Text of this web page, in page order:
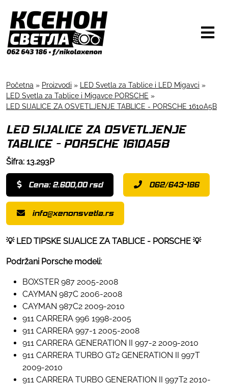
Početna » Proizvodi » LED Svetla za Tablice i LED Migavci »
LED Svetla za Tablice i Migavce PORSCHE »
LED SIJALICE ZA OSVETLJENJE TABLICE - PORSCHE 1610A5B
LED SIJALICE ZA OSVETLJENJE
TABLICE - PORSCHE 1610A5B
Šifra: 13.293P
Cena: 2.600,00 rsd 062/643-186
info@xenonsvetla.rs
💡 LED TIPSKE SIJALICE ZA TABLICE - PORSCHE 💡
Podržani Porsche modeli:
BOXSTER 987 2005-2008
CAYMAN 987C 2006-2008
CAYMAN 987C2 2009-2010
911 CARRERA 996 1998-2005
911 CARRERA 997-1 2005-2008
911 CARRERA GENERATION II 997-2 2009-2010
911 CARRERA TURBO GT2 GENERATION II 997T
2009-2010
911 CARRERA TURBO GENERATION II 997T2 2010-